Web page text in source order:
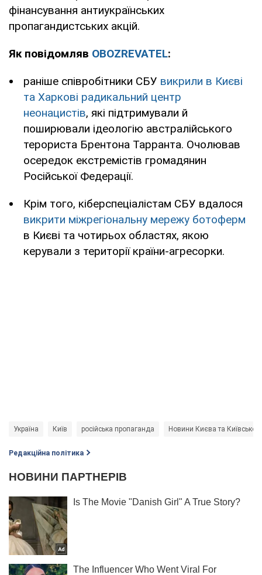
фінансування антиукраїнських
пропагандистських акцій.
Як повідомляв OBOZREVATEL:
раніше співробітники СБУ викрили в Києві
та Харкові радикальний центр
неонацистів, які підтримували й
поширювали ідеологію австралійського
терориста Брентона Тарранта. Очолював
осередок екстремістів громадянин
Російської Федерації.
Крім того, кіберспеціалістам СБУ вдалося
викрити міжрегіональну мережу ботоферм
в Києві та чотирьох областях, якою
керували з території країни-агресорки.
Україна Київ російська пропаганда Новини Києва та Київської
Редакційна політика